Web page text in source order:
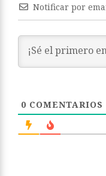
Notificar por
0 COMENTARIOS